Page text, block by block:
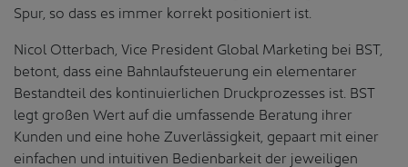
Spur, so dass es immer korrekt positioniert ist.
Nicol Otterbach, Vice President Global Marketing bei BST,
betont, dass eine Bahnlaufsteuerung ein elementarer
Bestandteil des kontinuierlichen Druckprozesses ist. BST
legt großen Wert auf die umfassende Beratung ihrer
Kunden und eine hohe Zuverlässigkeit, gepaart mit einer
einfachen und intuitiven Bedienbarkeit der jeweiligen